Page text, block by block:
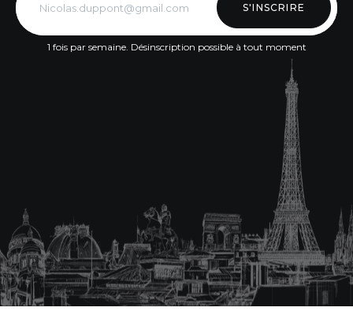
S'INSCRIRE
1 fois par semaine. Désinscription possible à tout moment